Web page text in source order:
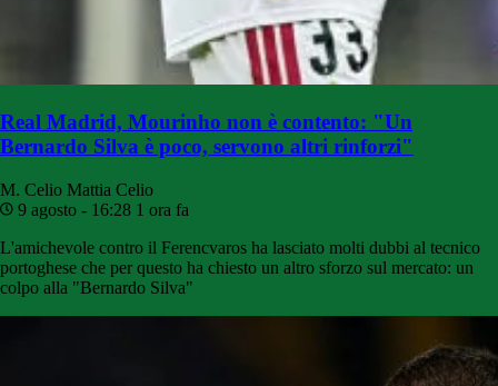
Real Madrid, Mourinho non è contento: "Un
Bernardo Silva è poco, servono altri rinforzi"
M. Celio Mattia Celio
9 agosto - 16:28 1 ora fa
L'amichevole contro il Ferencvaros ha lasciato molti dubbi al tecnico
portoghese che per questo ha chiesto un altro sforzo sul mercato: un
colpo alla "Bernardo Silva"